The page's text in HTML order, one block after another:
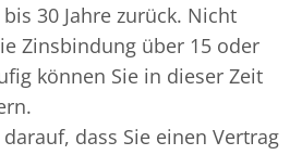
30 Jahre zurück. Nicht
Zinsbindung über 15 oder
können Sie in dieser Zeit
dass Sie einen Vertrag